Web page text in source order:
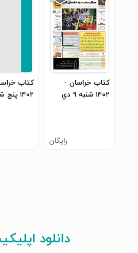
کتاب خراسان -
۱۴۰۲ شنبه ۹ دي
رایگان
کتاب
دانلود